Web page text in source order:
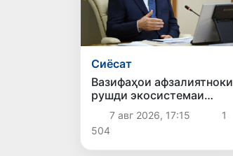
Сиёсат
Вазифаҳои афзалиятноки
рушди экосистемаи
зеҳни сунъӣ муайян
гардиданд
7 авг 2026, 17:15
1
504